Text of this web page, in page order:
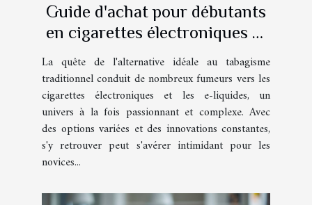
Guide d'achat pour débutants
en cigarettes électroniques et
e-liquides
La quête de l'alternative idéale au tabagisme
traditionnel conduit de nombreux fumeurs vers les
cigarettes électroniques et les e-liquides, un
univers à la fois passionnant et complexe. Avec
des options variées et des innovations constantes,
s'y retrouver peut s'avérer intimidant pour les
novices...